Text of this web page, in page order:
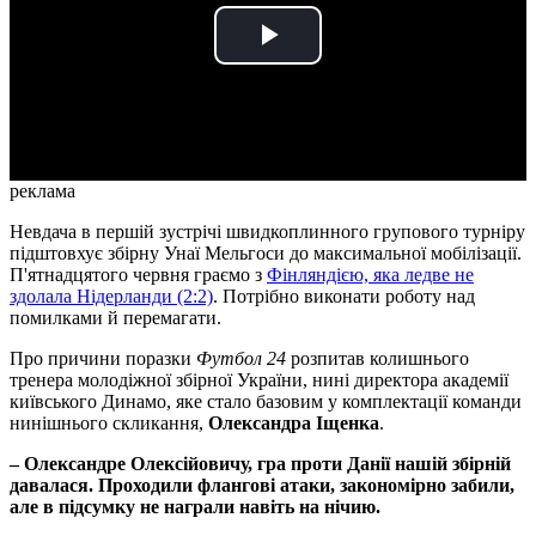
Play
реклама
Невдача в першій зустрічі швидкоплинного групового турніру
підштовхує збірну Унаї Мельгоси до максимальної мобілізації.
П'ятнадцятого червня граємо з Фінляндією, яка ледве не
здолала Нідерланди (2:2). Потрібно виконати роботу над
помилками й перемагати.
Про причини поразки Футбол 24 розпитав колишнього
тренера молодіжної збірної України, нині директора академії
київського Динамо, яке стало базовим у комплектації команди
нинішнього скликання, Олександра Іщенка.
– Олександре Олексійовичу, гра проти Данії нашій збірній
давалася. Проходили флангові атаки, закономірно забили,
але в підсумку не награли навіть на нічию.